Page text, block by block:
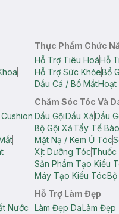
Thực Phẩm Chức
Hỗ Trợ Tiêu HoáHỗ
Hỗ Trợ Sức KhỏeBổ
Dầu Cá / Bổ MắtHoạt
Chăm Sóc Tóc Và
Dầu GộiDầu XảDầu
Bộ Gội XảTẩy Tế
Mặt Nạ / Kem Ủ Tóc
Xịt Dưỡng TócThuốc
Sản Phẩm Tạo Kiểu
Máy Tạo Kiểu Tóc
Nước
Hỗ Trợ Làm Đẹp
Làm Đẹp DaLàm Đẹp